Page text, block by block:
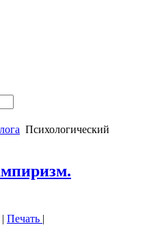
Психологический
| Печать |